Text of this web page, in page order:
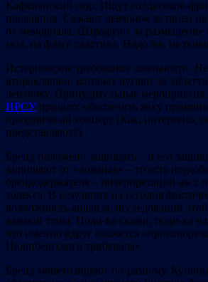
Кафкианский сюр. Ищут солдатиков-
продавцов. Сажают девчонок за танец
от мемориала. Штрафуют за размещение
мол, на флаге свастика. Надо же, не
Истерическое требование лояльности.
второклашки, которых ругают за
ленточку. Принудительные
ИРСУпришло: обеспечить явку
праздничный концерт (Как, интересно,
представляют?)
Бренд положено защищать – и его
защищают от «ложных» – то есть
брендодержателя – интерпретаций аж с
кодекса. В результате на сегодня
возможность анализа, исследований
важной темы. Поди-ка скажи, поди-ка
что именно вдруг окажется
Нюрнбергского трибунала».
Бренд монетизируют по-разному.